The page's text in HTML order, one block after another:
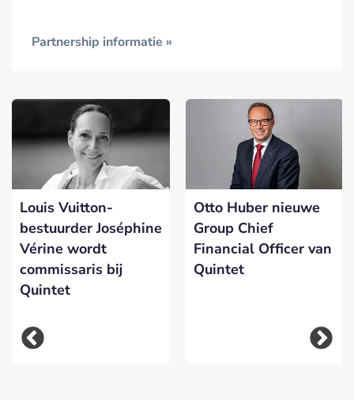
Partnership informatie »
Louis Vuitton-
bestuurder Joséphine
Vérine wordt
commissaris bij
Quintet
Otto Huber nieuwe
Group Chief
Financial Officer van
Quintet